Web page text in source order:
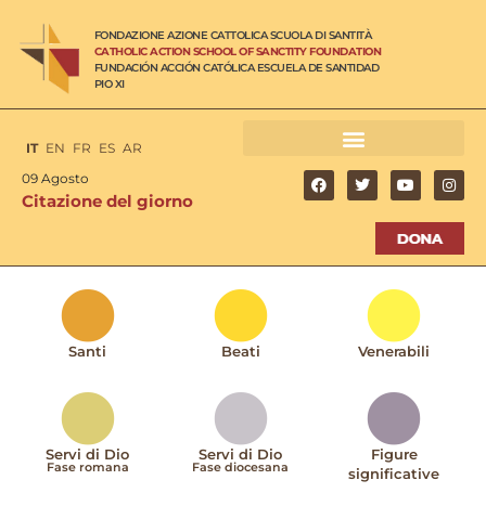
FONDAZIONE AZIONE CATTOLICA SCUOLA DI SANTITÀ
CATHOLIC ACTION SCHOOL OF SANCTITY FOUNDATION
FUNDACIÓN ACCIÓN CATÓLICA ESCUELA DE SANTIDAD
PIO XI
IT EN FR ES AR
09 Agosto
Citazione del giorno
Santi Beati Venerabili
Servi di Dio
Fase romana
Servi di Dio
Fase diocesana
Figure
significative